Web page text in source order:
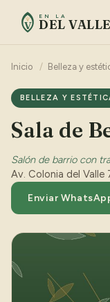
V
EN LA
DEL VALLE
Inicio / Belleza y
BELLEZA Y
Sala de
Salón de barrio con
Av. Colonia del
Enviar